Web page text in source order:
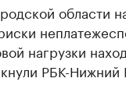
области
нагрузки
РБК-Нижний